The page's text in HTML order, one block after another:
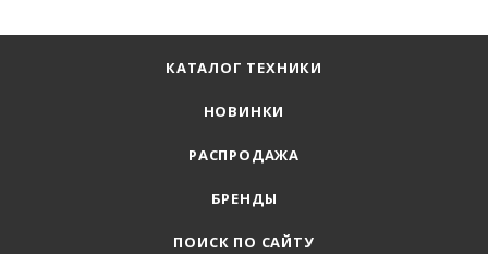
КАТАЛОГ ТЕХНИКИ
НОВИНКИ
РАСПРОДАЖА
БРЕНДЫ
ПОИСК ПО САЙТУ